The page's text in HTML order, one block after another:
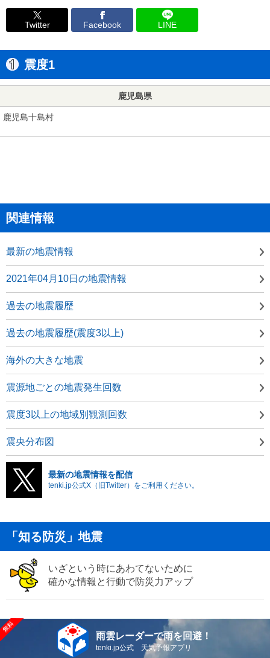
Twitter Facebook LINE
震度1
鹿児島県
鹿児島十島村
関連情報
最新の地震情報
2021年04月10日の地震情報
過去の地震履歴
過去の地震履歴(震度3以上)
海外の大きな地震
震源地ごとの地震発生回数
震度3以上の地域別観測回数
震央分布図
最新の地震情報を配信
tenki.jp公式X（旧Twitter）をご利用ください。
「知る防災」地震
いざという時にあわてないために
確かな情報と行動で防災力アップ
雨雲レーダーで雨を回避！
tenki.jp公式 天気予報アプリ